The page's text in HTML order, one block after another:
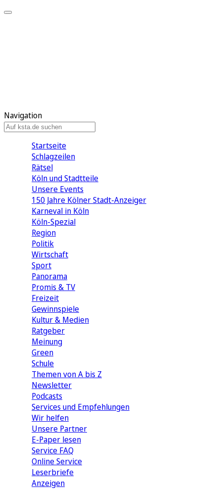
Navigation
Startseite
Schlagzeilen
Rätsel
Köln und Stadtteile
Unsere Events
150 Jahre Kölner Stadt-Anzeiger
Karneval in Köln
Köln-Spezial
Region
Politik
Wirtschaft
Sport
Panorama
Promis & TV
Freizeit
Gewinnspiele
Kultur & Medien
Ratgeber
Meinung
Green
Schule
Themen von A bis Z
Newsletter
Podcasts
Services und Empfehlungen
Wir helfen
Unsere Partner
E-Paper lesen
Service FAQ
Online Service
Leserbriefe
Anzeigen